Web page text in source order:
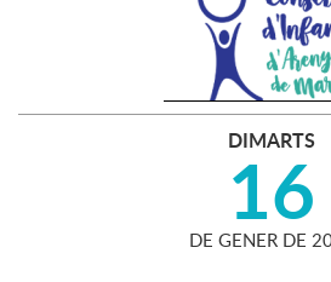
DIMARTS
16
DE GENER DE